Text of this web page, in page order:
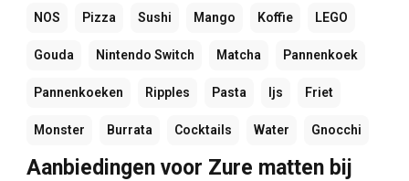
NOS Pizza Sushi Mango Koffie LEGO
Gouda Nintendo Switch Matcha Pannenkoek
Pannenkoeken Ripples Pasta Ijs Friet
Monster Burrata Cocktails Water Gnocchi
Aanbiedingen voor Zure matten bij